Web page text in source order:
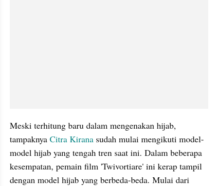
Meski terhitung baru dalam mengenakan hijab,
tampaknya Citra Kirana sudah mulai mengikuti model-
model hijab yang tengah tren saat ini. Dalam beberapa
kesempatan, pemain film 'Twivortiare' ini kerap tampil
dengan model hijab yang berbeda-beda. Mulai dari